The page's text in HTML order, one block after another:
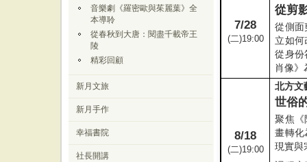
音樂劇《羅密歐與茱麗葉》全
本導聆
從春秋到大唐：閱盡千載帝王
陵
精彩回顧
新月文旅
新月手作
幸福書院
社長開講
7/28
(二)19:00
從剪
從側面
立如
從身份
肖像》
8/18
(二)19:00
北方文
世俗
聚焦《
畫轉化
現實與